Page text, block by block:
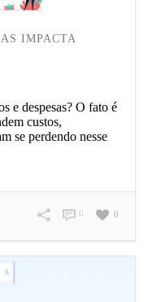
IMPACTA
e despesas? O fato é
custos,
se perdendo nesse
0
0